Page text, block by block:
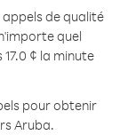
appels de qualité
quel
¢ la minute
pour obtenir
Aruba.